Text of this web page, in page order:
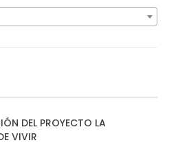
DEL PROYECTO LA
VIVIR